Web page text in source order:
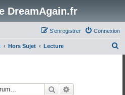
DreamAgain.fr
Connexion
S’enregistrer
Hors Sujet Lecture
Rechercher